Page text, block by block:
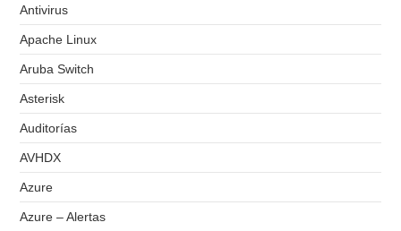
Antivirus
Apache Linux
Aruba Switch
Asterisk
Auditorías
AVHDX
Azure
Azure – Alertas